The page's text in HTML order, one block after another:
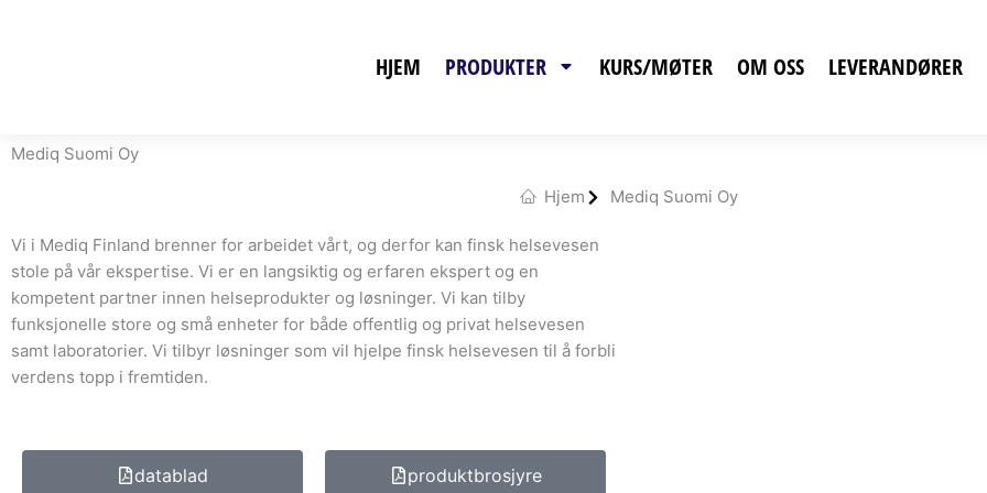
HJEM PRODUKTER KURS/MØTER OM OSS LEVERANDØRER
Mediq Suomi Oy
Hjem Mediq Suomi Oy
Vi i Mediq Finland brenner for arbeidet vårt, og derfor kan finsk helsevesen
stole på vår ekspertise. Vi er en langsiktig og erfaren ekspert og en
kompetent partner innen helseprodukter og løsninger. Vi kan tilby
funksjonelle store og små enheter for både offentlig og privat helsevesen
samt laboratorier. Vi tilbyr løsninger som vil hjelpe finsk helsevesen til å forbli
verdens topp i fremtiden.
datablad produktbrosjyre